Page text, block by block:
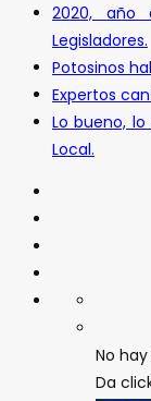
2020, año
Legisladores.
Potosinos
Expertos
Lo bueno,
Local.
No
Da